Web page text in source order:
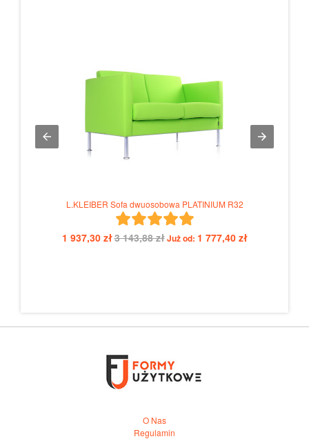
L.KLEIBER Sofa dwuosobowa PLATINIUM R32
1 937,30 zł3 143,88 złJuż od: 1 777,40 zł
O Nas
Regulamin